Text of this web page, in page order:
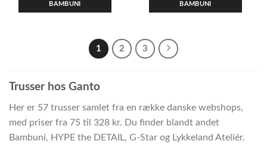
BAMBUNI BAMBUNI
1 2 3
Trusser hos Ganto
Her er 57 trusser samlet fra en række danske webshops,
med priser fra 75 til 328 kr. Du finder blandt andet
Bambuni, HYPE the DETAIL, G-Star og Lykkeland Ateliér.